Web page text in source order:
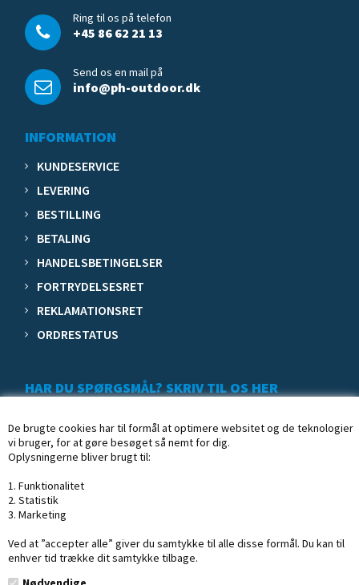
De brugte cookies har til formål at optimere websitet og de teknologier
vi bruger, for at gøre besøget så nemt for dig.
Oplysningerne bliver brugt til:
1. Funktionalitet
2. Statistik
3. Marketing
Ved at ”accepter alle” giver du samtykke til alle disse formål. Du kan til
enhver tid trække dit samtykke tilbage.
Ring til os på telefon
+45 86 62 21 13
Send os en mail på
info@ph-outdoor.dk
INFORMATION
KUNDESERVICE
LEVERING
BESTILLING
BETALING
HANDELSBETINGELSER
FORTRYDELSESRET
REKLAMATIONSRET
ORDRESTATUS
HAR DU SPØRGSMÅL? SKRIV TIL OS HER